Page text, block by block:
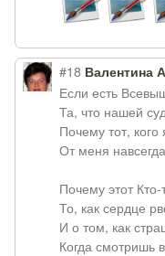
#18 Валентина
Если есть
Та, что нашей
Почему тот,
От меня
Почему этот Кто-
То, как сердце
И о том, как
Когда смотришь